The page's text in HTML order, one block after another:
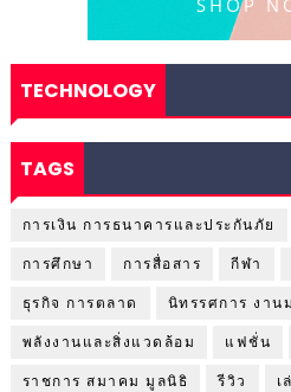
TECHNOLOGY
TAGS
การเงิน การธนาคารและประกันภัย
การศึกษา
การสื่อสาร กีฬา
ธุรกิจ การตลาด
นิทรรศการ งาน
พลังงานและสิ่งแวดล้อม
แฟชั่น
ราชการ สมาคม มูลนิธิ
รีวิว
เ